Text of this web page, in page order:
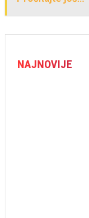
NAJNOVIJE